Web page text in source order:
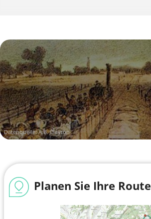
Datenquelle:A.B. Clayton
Planen Sie Ihre Route